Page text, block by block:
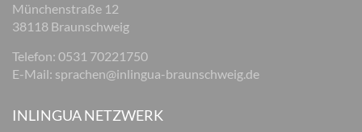
Münchenstraße 12
38118 Braunschweig
Telefon: 0531 70221750
E-Mail: sprachen@inlingua-braunschweig.de
INLINGUA NETZWERK